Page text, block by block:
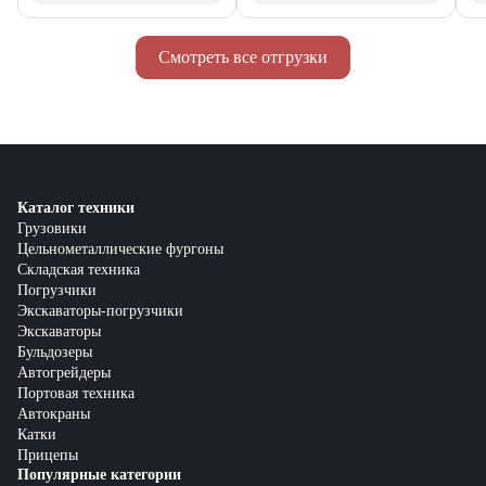
Смотреть все отгрузки
Каталог техники
Грузовики
Цельнометаллические фургоны
Складская техника
Погрузчики
Экскаваторы-погрузчики
Экскаваторы
Бульдозеры
Автогрейдеры
Портовая техника
Автокраны
Катки
Прицепы
Популярные категории